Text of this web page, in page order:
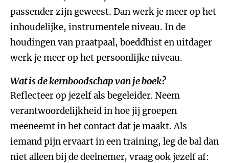
passender zijn geweest. Dan werk je meer op het
inhoudelijke, instrumentele niveau. In de
houdingen van praatpaal, boeddhist en uitdager
werk je meer op het persoonlijke niveau.
Wat is de kernboodschap van je boek?
Reflecteer op jezelf als begeleider. Neem
verantwoordelijkheid in hoe jij groepen
meeneemt in het contact dat je maakt. Als
iemand pijn ervaart in een training, leg de bal dan
niet alleen bij de deelnemer, vraag ook jezelf af: